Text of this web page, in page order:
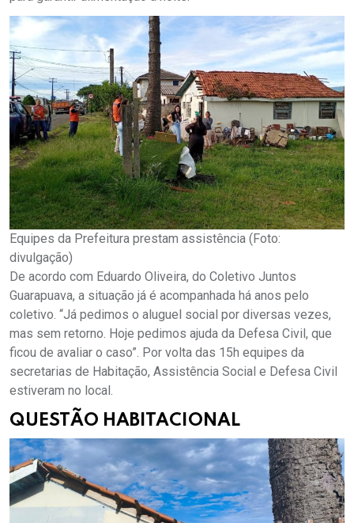
Equipes da Prefeitura prestam assistência (Foto:
divulgação)
De acordo com Eduardo Oliveira, do Coletivo Juntos
Guarapuava, a situação já é acompanhada há anos pelo
coletivo. “Já pedimos o aluguel social por diversas vezes,
mas sem retorno. Hoje pedimos ajuda da Defesa Civil, que
ficou de avaliar o caso”. Por volta das 15h equipes da
secretarias de Habitação, Assistência Social e Defesa Civil
estiveram no local.
QUESTÃO HABITACIONAL